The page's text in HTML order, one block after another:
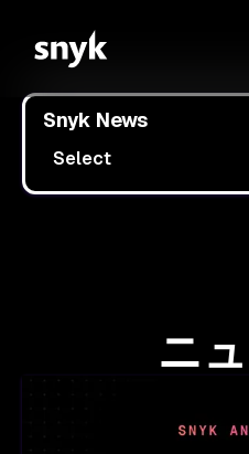
Snyk News
Select
ニ